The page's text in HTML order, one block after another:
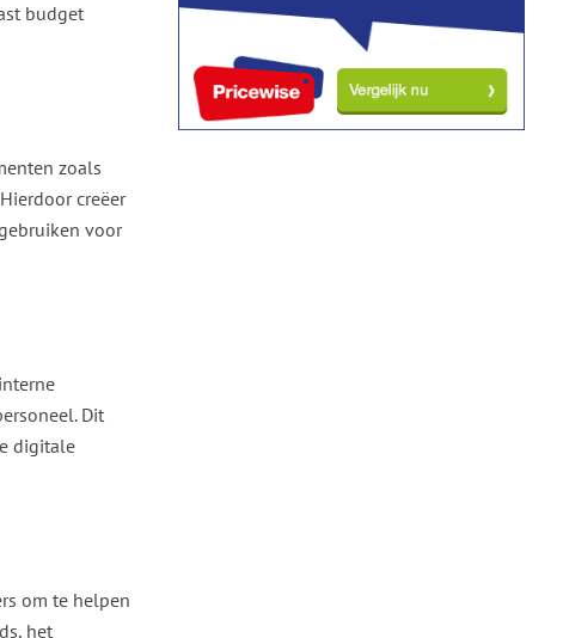
budget
zoals
creëer
voor
Dit
digitale
om te helpen
het